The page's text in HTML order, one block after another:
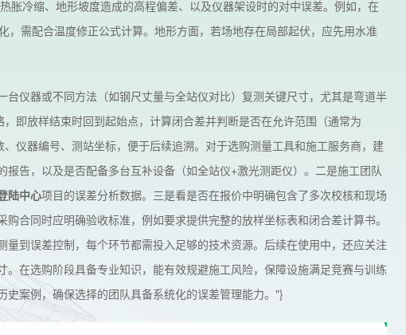
胀冷缩、地形坡度造成的高程偏差、以及仪器架设时的对中误差。例如，在
，需配合温度修正公式计算。地形方面，若场地存在局部起伏，应先用水准
仪器或不同方法（如钢尺丈量与全站仪对比）复测关键尺寸，尤其是弯道半
即放样结束时回到起始点，计算闭合差并判断是否在允许范围（通常为
仪器编号、测站坐标，便于后续追溯。对于选购测量工具和施工服务商，建
告，以及是否配备多台互补设备（如全站仪+激光测距仪）。二是施工团队
陆中心项目的误差分析数据。三是看是否在报价中明确包含了多次校核和现场
合同时应明确验收标准，例如要求提供完整的放样坐标表和闭合差计算书。
到误差控制，每个环节都需投入足够的技术资源。后续在使用中，还应关注
在选购阶段具备专业知识，能有效规避施工风险，保障设施满足竞赛与训练
案例，确保选择的团队具备系统化的误差管理能力。"}